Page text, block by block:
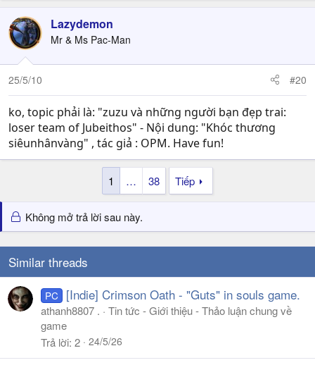
Lazydemon
Mr & Ms Pac-Man
25/5/10 #20
ko, topic phải là: "zuzu và những người bạn đẹp trai:
loser team of Jubeithos" - Nội dung: "Khóc thương
siêunhânvàng" , tác giả : OPM. Have fun!
1 … 38 Tiếp
Không mở trả lời sau này.
Similar threads
PC [Indie] Crimson Oath - "Guts" in souls game.
athanh8807 .
Tin tức - Giới thiệu - Thảo luận chung về
game
Trả lời 2 24/5/26